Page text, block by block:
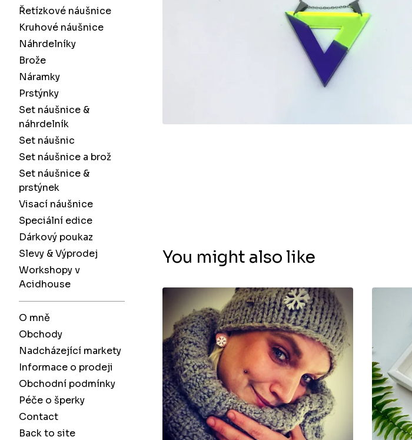
Řetízkové náušnice
Kruhové náušnice
Náhrdelníky
Brože
Náramky
Prstýnky
Set náušnice &
náhrdelník
Set náušnic
Set náušnice a brož
Set náušnice &
prstýnek
Visací náušnice
Speciální edice
Dárkový poukaz
Slevy & Výprodej
Workshopy v
Acidhouse
O mně
Obchody
Nadcházející markety
Informace o prodeji
Obchodní podmínky
Péče o šperky
Contact
Back to site
You might also like